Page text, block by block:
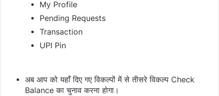
My Profile
Pending Requests
Transaction
UPI Pin
अब आप को यहाँ दिए गए विकल्पों में से तीसरे विकल्प Check
Balance का चुनाव करना होगा।